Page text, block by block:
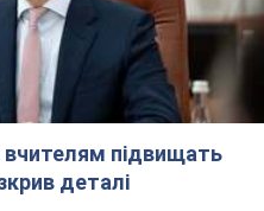
вчителям підвищать
деталі